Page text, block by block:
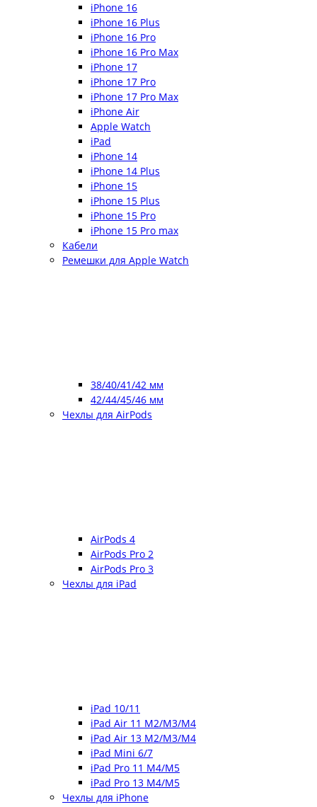
iPhone 16
iPhone 16 Plus
iPhone 16 Pro
iPhone 16 Pro Max
iPhone 17
iPhone 17 Pro
iPhone 17 Pro Max
iPhone Air
Apple Watch
iPad
iPhone 14
iPhone 14 Plus
iPhone 15
iPhone 15 Plus
iPhone 15 Pro
iPhone 15 Pro max
Кабели
Ремешки для Apple Watch
38/40/41/42 мм
42/44/45/46 мм
Чехлы для AirPods
AirPods 4
AirPods Pro 2
AirPods Pro 3
Чехлы для iPad
iPad 10/11
iPad Air 11 M2/M3/M4
iPad Air 13 M2/M3/M4
iPad Mini 6/7
iPad Pro 11 M4/M5
iPad Pro 13 M4/M5
Чехлы для iPhone